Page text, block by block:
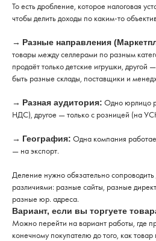
То есть дробление, которое налоговая
чтобы делить доходы по каким-то
→ Разные направления
товары между селлерами по разным
продаёт только детские игрушки, другой
быть разные склады, поставщики и
→ Разная аудитория: Одно юрлицо
НДС), другое — только с розницей (на
→ География: Одна компания
— на экспорт.
Деление нужно обязательно
различиями: разные сайты, разные
разные юр. адреса.
Вариант, если вы торгуете
Можно перейти на вариант работы, где
конечному покупателю до того, как